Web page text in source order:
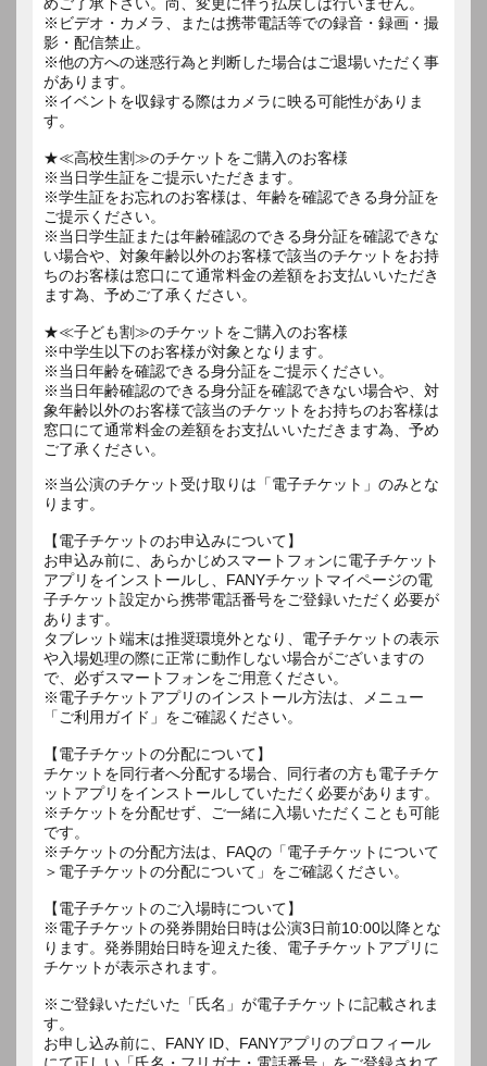
※ビデオ・カメラ、または携帯電話等での録音・録画・撮
影・配信禁止。
※他の方への迷惑行為と判断した場合はご退場いただく事
があります。
※イベントを収録する際はカメラに映る可能性がありま
す。
★≪高校生割≫のチケットをご購入のお客様
※当日学生証をご提示いただきます。
※学生証をお忘れのお客様は、年齢を確認できる身分証を
ご提示ください。
※当日学生証または年齢確認のできる身分証を確認できな
い場合や、対象年齢以外のお客様で該当のチケットをお持
ちのお客様は窓口にて通常料金の差額をお支払いいただき
ます為、予めご了承ください。
★≪子ども割≫のチケットをご購入のお客様
※中学生以下のお客様が対象となります。
※当日年齢を確認できる身分証をご提示ください。
※当日年齢確認のできる身分証を確認できない場合や、対
象年齢以外のお客様で該当のチケットをお持ちのお客様は
窓口にて通常料金の差額をお支払いいただきます為、予め
ご了承ください。
※当公演のチケット受け取りは「電子チケット」のみとな
ります。
【電子チケットのお申込みについて】
お申込み前に、あらかじめスマートフォンに電子チケット
アプリをインストールし、FANYチケットマイページの電
子チケット設定から携帯電話番号をご登録いただく必要が
あります。
タブレット端末は推奨環境外となり、電子チケットの表示
や入場処理の際に正常に動作しない場合がございますの
で、必ずスマートフォンをご用意ください。
※電子チケットアプリのインストール方法は、メニュー
「ご利用ガイド」をご確認ください。
【電子チケットの分配について】
チケットを同行者へ分配する場合、同行者の方も電子チケ
ットアプリをインストールしていただく必要があります。
※チケットを分配せず、ご一緒に入場いただくことも可能
です。
※チケットの分配方法は、FAQの「電子チケットについて
＞電子チケットの分配について」をご確認ください。
【電子チケットのご入場時について】
※電子チケットの発券開始日時は公演3日前10:00以降とな
ります。発券開始日時を迎えた後、電子チケットアプリに
チケットが表示されます。
※ご登録いただいた「氏名」が電子チケットに記載されま
す。
お申し込み前に、FANY ID、FANYアプリのプロフィール